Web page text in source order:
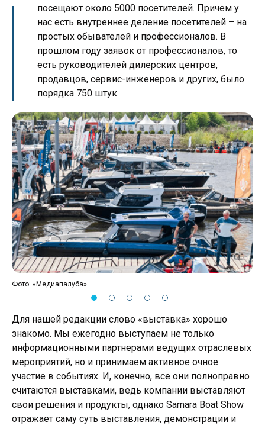
посещают около 5000 посетителей. Причем у
нас есть внутреннее деление посетителей – на
простых обывателей и профессионалов. В
прошлом году заявок от профессионалов, то
есть руководителей дилерских центров,
продавцов, сервис-инженеров и других, было
порядка 750 штук.
Фото: «Медиапалуба».
Для нашей редакции слово «выставка» хорошо
знакомо. Мы ежегодно выступаем не только
информационными партнерами ведущих отраслевых
мероприятий, но и принимаем активное очное
участие в событиях. И, конечно, все они полноправно
считаются выставками, ведь компании выставляют
свои решения и продукты, однако Samara Boat Show
отражает саму суть выставления, демонстрации и